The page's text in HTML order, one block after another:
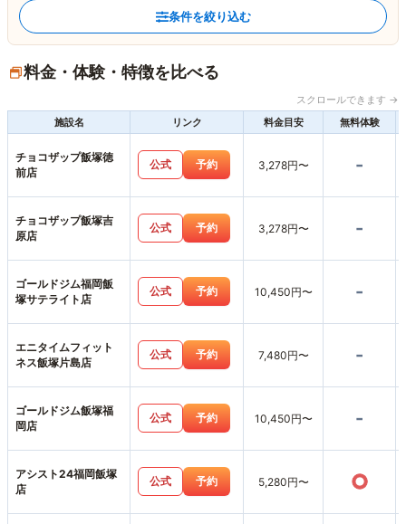
条件を絞り込む
料金・体験・特徴を比べる
スクロールできます →
施設名
リンク 料金目安 無料体験
チョコザップ飯塚徳
前店
公式 予約 3,278円〜 -
チョコザップ飯塚吉
原店
公式 予約 3,278円〜 -
ゴールドジム福岡飯
塚サテライト店
公式 予約 10,450円〜 -
エニタイムフィット
ネス飯塚片島店
公式 予約 7,480円〜 -
ゴールドジム飯塚福
岡店
公式 予約 10,450円〜 -
アシスト24福岡飯塚
店
公式 予約 5,280円〜 ○